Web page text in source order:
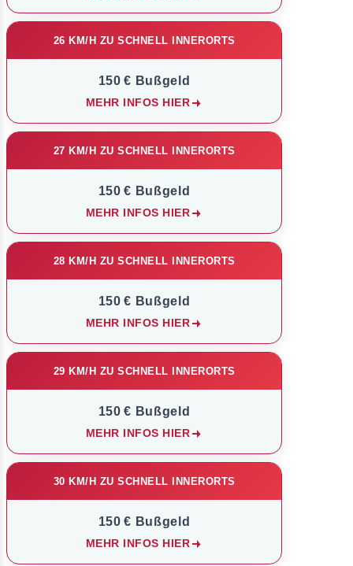
26 KM/H ZU SCHNELL INNERORTS
150 € Bußgeld
MEHR INFOS HIER
27 KM/H ZU SCHNELL INNERORTS
150 € Bußgeld
MEHR INFOS HIER
28 KM/H ZU SCHNELL INNERORTS
150 € Bußgeld
MEHR INFOS HIER
29 KM/H ZU SCHNELL INNERORTS
150 € Bußgeld
MEHR INFOS HIER
30 KM/H ZU SCHNELL INNERORTS
150 € Bußgeld
MEHR INFOS HIER